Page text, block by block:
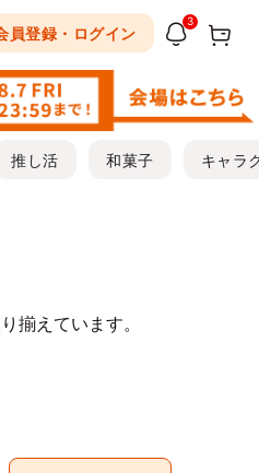
員登録・ログイン
3
推し活 和菓子 キャラ
揃えています。